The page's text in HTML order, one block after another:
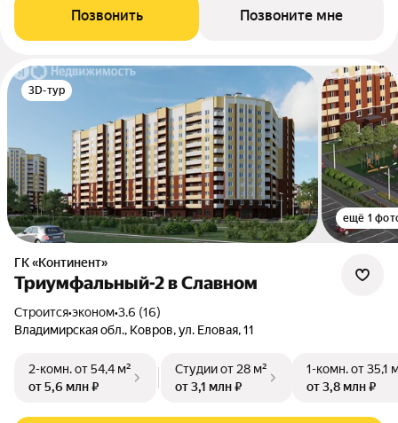
Позвонить Позвоните мне
3D-тур
ещё 1
ГК «Континент»
Триумфальный-2 в Славном
Строится•эконом•3.6 (16)
Владимирская обл., Ковров, ул. Еловая, 11
2-комн.от 54,4 м²
от 5,6 млн ₽
Студииот 28 м²
от 3,1 млн ₽
1-комн.от 35,1
от 3,8 млн ₽